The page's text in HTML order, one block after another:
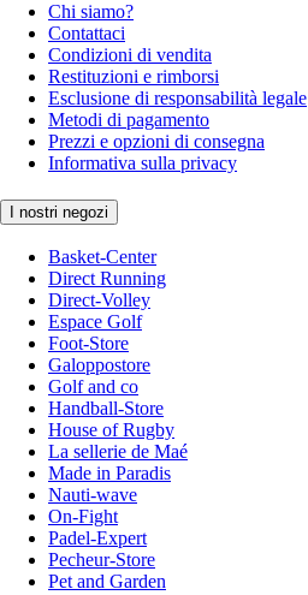
Chi siamo?
Contattaci
Condizioni di vendita
Restituzioni e rimborsi
Esclusione di responsabilità legale
Metodi di pagamento
Prezzi e opzioni di consegna
Informativa sulla privacy
I nostri negozi
Basket-Center
Direct Running
Direct-Volley
Espace Golf
Foot-Store
Galoppostore
Golf and co
Handball-Store
House of Rugby
La sellerie de Maé
Made in Paradis
Nauti-wave
On-Fight
Padel-Expert
Pecheur-Store
Pet and Garden